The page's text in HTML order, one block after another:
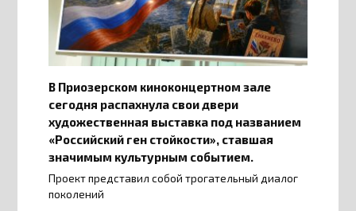
В Приозерском киноконцертном зале
сегодня распахнула свои двери
художественная выставка под названием
«Российский ген стойкости», ставшая
значимым культурным событием.
Проект представил собой трогательный диалог
поколений